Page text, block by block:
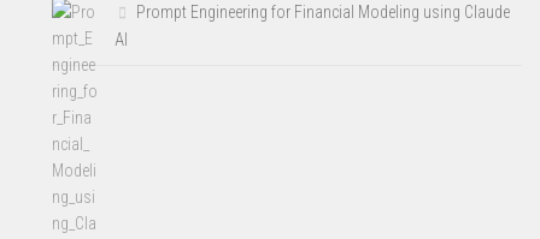
Prompt Engineering for Financial Modeling using Claude
AI